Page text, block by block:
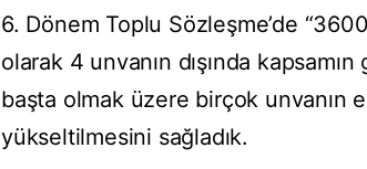
6. Dönem Toplu Sözleşme’de
olarak 4 unvanın dışında
başta olmak üzere birçok unvanın
yükseltilmesini sağladık.